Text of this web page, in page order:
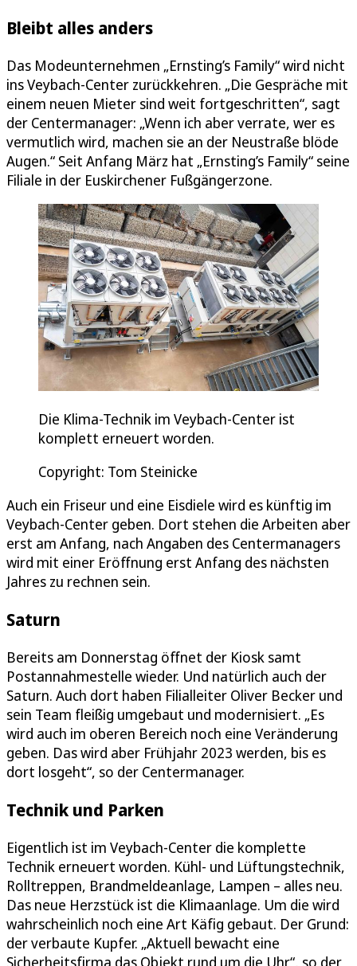
Bleibt alles anders
Das Modeunternehmen „Ernsting’s Family“ wird nicht
ins Veybach-Center zurückkehren. „Die Gespräche mit
einem neuen Mieter sind weit fortgeschritten“, sagt
der Centermanager: „Wenn ich aber verrate, wer es
vermutlich wird, machen sie an der Neustraße blöde
Augen.“ Seit Anfang März hat „Ernsting’s Family“ seine
Filiale in der Euskirchener Fußgängerzone.
Die Klima-Technik im Veybach-Center ist
komplett erneuert worden.
Copyright: Tom Steinicke
Auch ein Friseur und eine Eisdiele wird es künftig im
Veybach-Center geben. Dort stehen die Arbeiten aber
erst am Anfang, nach Angaben des Centermanagers
wird mit einer Eröffnung erst Anfang des nächsten
Jahres zu rechnen sein.
Saturn
Bereits am Donnerstag öffnet der Kiosk samt
Postannahmestelle wieder. Und natürlich auch der
Saturn. Auch dort haben Filialleiter Oliver Becker und
sein Team fleißig umgebaut und modernisiert. „Es
wird auch im oberen Bereich noch eine Veränderung
geben. Das wird aber Frühjahr 2023 werden, bis es
dort losgeht“, so der Centermanager.
Technik und Parken
Eigentlich ist im Veybach-Center die komplette
Technik erneuert worden. Kühl- und Lüftungstechnik,
Rolltreppen, Brandmeldeanlage, Lampen – alles neu.
Das neue Herzstück ist die Klimaanlage. Um die wird
wahrscheinlich noch eine Art Käfig gebaut. Der Grund:
der verbaute Kupfer. „Aktuell bewacht eine
Sicherheitsfirma das Objekt rund um die Uhr“, so der